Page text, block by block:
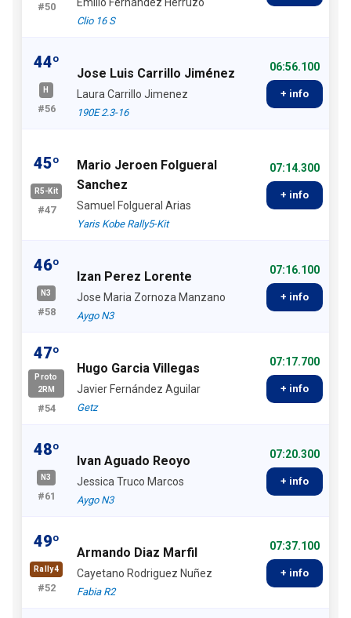
#50
Clio 16 S
44º
H
#56
Jose Luis Carrillo Jiménez
Laura Carrillo Jimenez
190E 2.3-16
06:56.100
+ info
45º
R5-Kit
#47
Mario Jeroen Folgueral
Sanchez
Samuel Folgueral Arias
Yaris Kobe Rally5-Kit
07:14.300
+ info
46º
N3
#58
Izan Perez Lorente
Jose Maria Zornoza Manzano
Aygo N3
07:16.100
+ info
47º
Proto
2RM
#54
Hugo Garcia Villegas
Javier Fernández Aguilar
Getz
07:17.700
+ info
48º
N3
#61
Ivan Aguado Reoyo
Jessica Truco Marcos
Aygo N3
07:20.300
+ info
49º
Rally4
#52
Armando Diaz Marfil
Cayetano Rodriguez Nuñez
Fabia R2
07:37.100
+ info